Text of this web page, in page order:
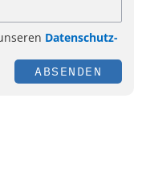
Datenschutz-
ABSENDEN